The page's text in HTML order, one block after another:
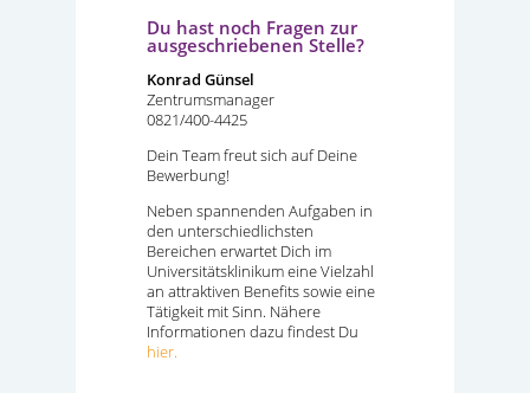
Du hast noch Fragen zur
ausgeschriebenen Stelle?
Konrad Günsel
Zentrumsmanager
0821/400-4425
Dein Team freut sich auf Deine
Bewerbung!
Neben spannenden Aufgaben in
den unterschiedlichsten
Bereichen erwartet Dich im
Universitätsklinikum eine Vielzahl
an attraktiven Benefits sowie eine
Tätigkeit mit Sinn. Nähere
Informationen dazu findest Du
hier.